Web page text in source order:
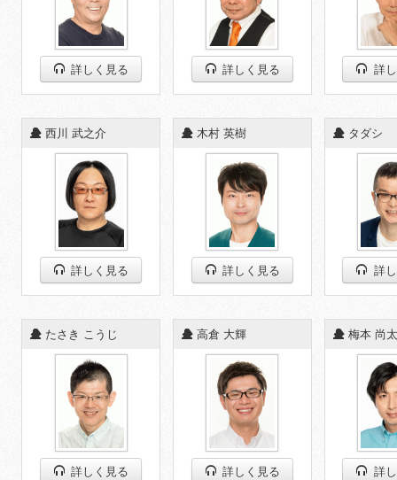
詳しく見る 詳しく見る 詳
◆ 西川 武之介
詳しく見る
◆ 木村 英樹
詳しく見る
◆ タダシ
詳
◆ たさき こうじ
詳しく見る
◆ 高倉 大輝
詳しく見る
◆ 梅本 尚太
詳